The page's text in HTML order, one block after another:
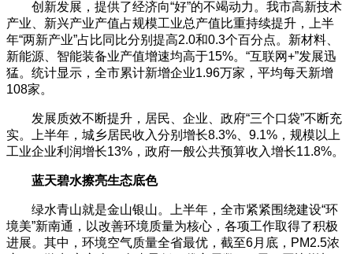
创新发展，提供了经济向“好”的不竭动力。我市高新技术
产业、新兴产业产值占规模工业总产值比重持续提升，上半
年“两新产业”占比同比分别提高2.0和0.3个百分点。新材料、
新能源、智能装备业产值增速均高于15%。“互联网+”发展迅
猛。统计显示，全市累计新增企业1.96万家，平均每天新增
108家。
发展质效不断提升，居民、企业、政府“三个口袋”不断充
实。上半年，城乡居民收入分别增长8.3%、9.1%，规模以上
工业企业利润增长13%，政府一般公共预算收入增长11.8%。
蓝天碧水擦亮生态底色
绿水青山就是金山银山。上半年，全市紧紧围绕建设“环
境美”新南通，以改善环境质量为核心，各项工作取得了积极
进展。其中，环境空气质量全省最优，截至6月底，PM2.5浓